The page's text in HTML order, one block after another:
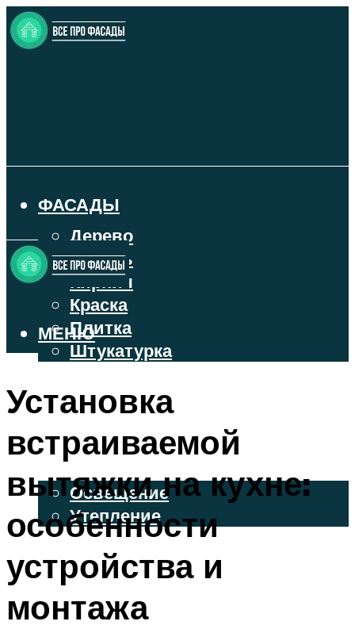
ФАСАДЫ
Дерево
Камень
Кирпич
Краска
Плитка
Штукатурка
ОСВЕЩЕНИЕ И УТЕПЛЕНИЕ
Освещение
Утепление
МЕНЮ
МЕНЮ
Установка
встраиваемой
вытяжки на кухне:
особенности
устройства и
монтажа